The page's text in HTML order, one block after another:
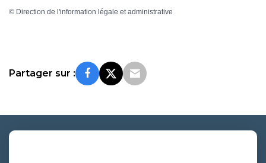
© Direction de l'information légale et administrative
Partager sur :